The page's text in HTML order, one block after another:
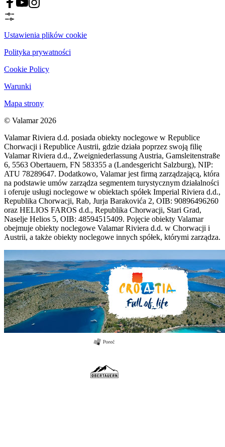
Ustawienia plików cookie
Polityka prywatności
Cookie Policy
Warunki
Mapa strony
© Valamar 2026
Valamar Riviera d.d. posiada obiekty noclegowe w Republice
Chorwacji i Republice Austrii, gdzie działa poprzez swoją filię
Valamar Riviera d.d., Zweigniederlassung Austria, Gamsleitenstraße
6, 5563 Obertauern, FN 583355 a (Landesgericht Salzburg), NIP:
ATU 78289647. Dodatkowo, Valamar jest firmą zarządzającą, która
na podstawie umów zarządza segmentem turystycznym działalności
i oferuje usługi noclegowe w obiektach spółek Imperial Riviera d.d.,
Republika Chorwacji, Rab, Jurja Barakovića 2, OIB: 90896496260
oraz HELIOS FAROS d.d., Republika Chorwacji, Stari Grad,
Naselje Helios 5, OIB: 48594515409. Pojęcie obiekty Valamar
obejmuje obiekty noclegowe Valamar Riviera d.d. w Chorwacji i
Austrii, a także obiekty noclegowe innych spółek, którymi zarządza.